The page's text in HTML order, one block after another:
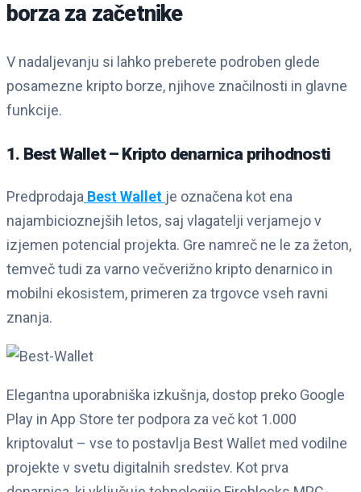
borza za začetnike
V nadaljevanju si lahko preberete podroben glede
posamezne kripto borze, njihove značilnosti in glavne
funkcije.
1. Best Wallet – Kripto denarnica prihodnosti
Predprodaja Best Wallet je označena kot ena
najambicioznejših letos, saj vlagatelji verjamejo v
izjemen potencial projekta. Gre namreč ne le za žeton,
temveč tudi za varno večverižno kripto denarnico in
mobilni ekosistem, primeren za trgovce vseh ravni
znanja.
Elegantna uporabniška izkušnja, dostop preko Google
Play in App Store ter podpora za več kot 1.000
kriptovalut – vse to postavlja Best Wallet med vodilne
projekte v svetu digitalnih sredstev. Kot prva